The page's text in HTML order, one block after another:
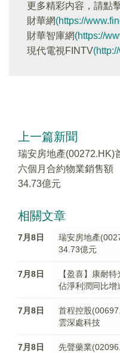
更多精彩内容，請點
財華網(https://
財華智庫網(https://
現代電視FINTV
上一篇新聞
瑞安房地產(00272.HK)
六個月合約物業銷售額
34.73億元
相關文章
7月8日
瑞安房地產
34.73億元
7月8日
【盈喜】康耐
佔淨利潤同比增
7月8日
首程控股
雲深處科技
7月8日
先聲藥業